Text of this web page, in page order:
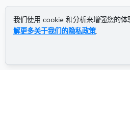
我们使用 cookie 和分析来增强您的体
解更多关于我们的隐私政策.